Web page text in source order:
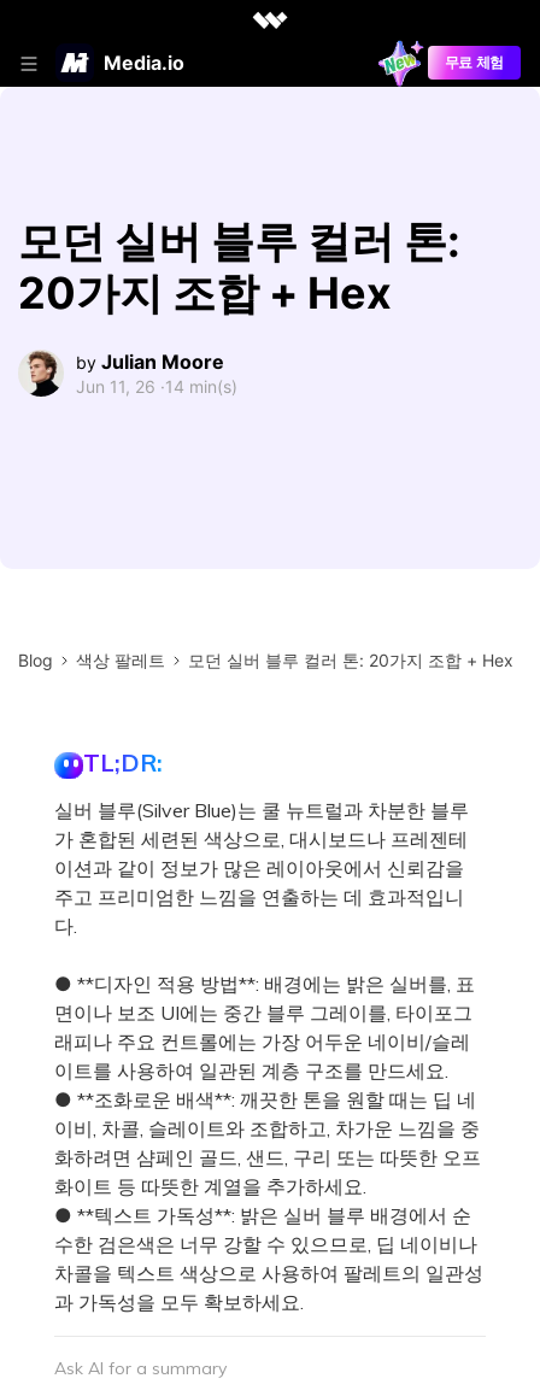
Media.io 무료 체험
모던 실버 블루 컬러 톤:
20가지 조합 + Hex
by Julian Moore
Jun 11, 26 ·14 min(s)
Blog 색상 팔레트 모던 실버 블루 컬러 톤: 20가지 조합 + Hex
TL;DR:
실버 블루(Silver Blue)는 쿨 뉴트럴과 차분한 블루
가 혼합된 세련된 색상으로, 대시보드나 프레젠테
이션과 같이 정보가 많은 레이아웃에서 신뢰감을
주고 프리미엄한 느낌을 연출하는 데 효과적입니
다.
● **디자인 적용 방법**: 배경에는 밝은 실버를, 표
면이나 보조 UI에는 중간 블루 그레이를, 타이포그
래피나 주요 컨트롤에는 가장 어두운 네이비/슬레
이트를 사용하여 일관된 계층 구조를 만드세요.
● **조화로운 배색**: 깨끗한 톤을 원할 때는 딥 네
이비, 차콜, 슬레이트와 조합하고, 차가운 느낌을 중
화하려면 샴페인 골드, 샌드, 구리 또는 따뜻한 오프
화이트 등 따뜻한 계열을 추가하세요.
● **텍스트 가독성**: 밝은 실버 블루 배경에서 순
수한 검은색은 너무 강할 수 있으므로, 딥 네이비나
차콜을 텍스트 색상으로 사용하여 팔레트의 일관성
과 가독성을 모두 확보하세요.
Ask AI for a summary